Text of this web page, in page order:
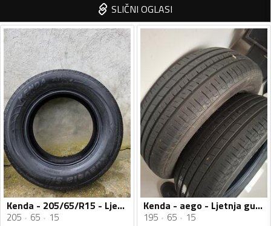
SLIČNI OGLASI
Kenda - 205/65/R15 - Ljetnja guma
205 65 15
Kenda - aego - Ljetnja guma
195 65 15